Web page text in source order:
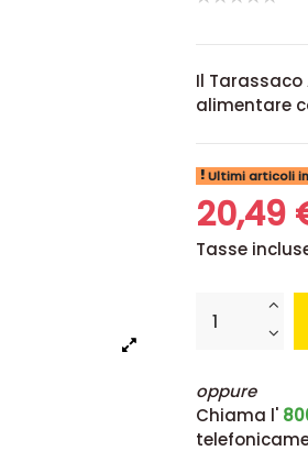
Il
alimentare
Ultimi articoli
20,49
Tasse
oppure
Chiama l'